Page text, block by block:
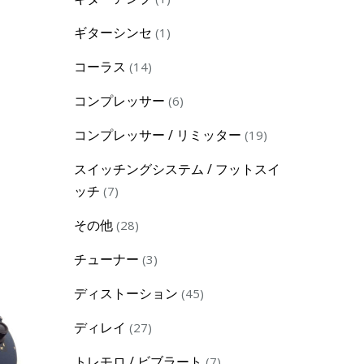
ギターシンセ 1 1
コーラス 1414
コンプレッサー 66
コンプレッサー / リミッター 1919
スイッチングシステム / フットスイ
ッチ 77
その他 2828
チューナー 33
ディストーション 4545
ディレイ 2727
7